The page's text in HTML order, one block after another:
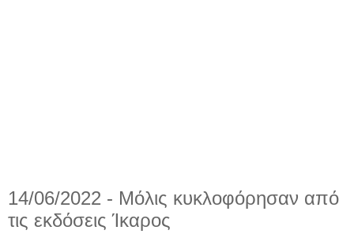
14/06/2022 - Μόλις κυκλοφόρησαν από
τις εκδόσεις Ίκαρος